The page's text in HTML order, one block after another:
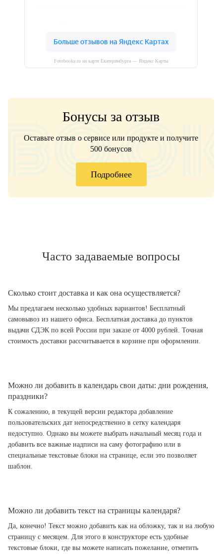
Fotobooka.ru на карте Екатеринбурга — Яндекс Карты
Бонусы за отзыв
Оставьте отзыв о сервисе или продукте и получите
500 бонусов
Подробнее
Часто задаваемые вопросы
Сколько стоит доставка и как она осуществляется?
Мы предлагаем несколько удобных вариантов! Бесплатный
самовывоз из нашего офиса. Бесплатная доставка до пунктов
выдачи СДЭК по всей России при заказе от 4000 рублей. Точная
стоимость доставки рассчитывается в корзине при оформлении.
Можно ли добавить в календарь свои даты: дни рождения,
праздники?
К сожалению, в текущей версии редактора добавление
пользовательских дат непосредственно в сетку календаря
недоступно. Однако вы можете выбрать начальный месяц года и
добавить все важные надписи на саму фотографию или в
специальные текстовые блоки на странице, если это позволяет
шаблон.
Можно ли добавить текст на страницы календаря?
Да, конечно! Текст можно добавить как на обложку, так и на любую
страницу с месяцем. Для этого в конструкторе есть удобные
текстовые блоки, где вы можете написать пожелание, отметить